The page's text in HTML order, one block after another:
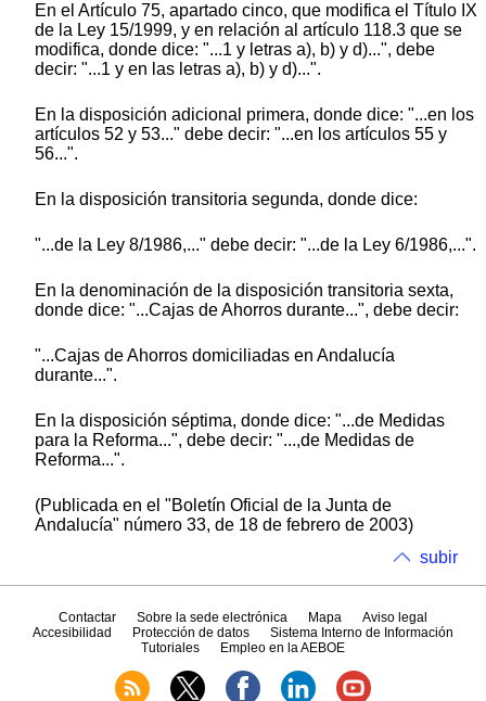
En el Artículo 75, apartado cinco, que modifica el Título IX
de la Ley 15/1999, y en relación al artículo 118.3 que se
modifica, donde dice: "...1 y letras a), b) y d)...", debe
decir: "...1 y en las letras a), b) y d)...".
En la disposición adicional primera, donde dice: "...en los
artículos 52 y 53..." debe decir: "...en los artículos 55 y
56...".
En la disposición transitoria segunda, donde dice:
"...de la Ley 8/1986,..." debe decir: "...de la Ley 6/1986,...".
En la denominación de la disposición transitoria sexta,
donde dice: "...Cajas de Ahorros durante...", debe decir:
"...Cajas de Ahorros domiciliadas en Andalucía
durante...".
En la disposición séptima, donde dice: "...de Medidas
para la Reforma...", debe decir: "...,de Medidas de
Reforma...".
(Publicada en el "Boletín Oficial de la Junta de
Andalucía" número 33, de 18 de febrero de 2003)
subir
Contactar Sobre la sede electrónica Mapa
Aviso legal
Accesibilidad
Protección de datos
Sistema Interno de Información
Tutoriales
Empleo en la AEBOE